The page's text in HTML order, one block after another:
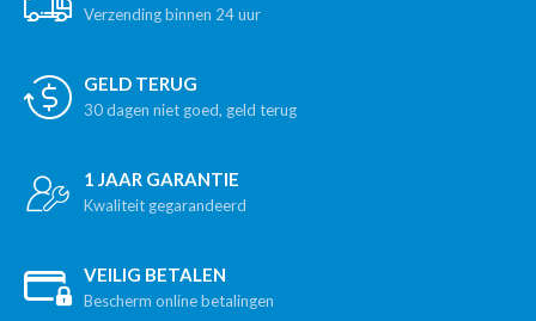
Verzending binnen 24 uur
GELD TERUG
30 dagen niet goed, geld terug
1 JAAR GARANTIE
Kwaliteit gegarandeerd
VEILIG BETALEN
Bescherm online betalingen